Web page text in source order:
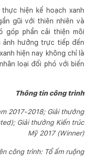
hiện kế hoạch xanh
gũi với thiên nhiên và
góp phần cải thiện môi
ảnh hưởng trực tiếp đến
hiện nay không chỉ là
loại đối phó với biến
Thông tin công trình
2017-2018; Giải thưởng
Giải thưởng Kiến trúc
Mỹ 2017 (Winner)
công trình: Tổ ấm ruộng